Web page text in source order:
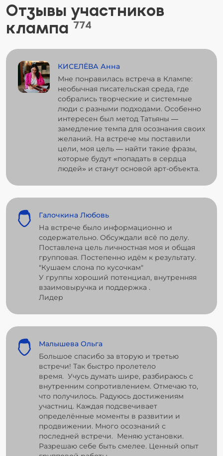
Отзывы участников
клампа 774
КИСЕЛЁВА Анна
Мне понравилась встреча в Клампе:
необычная писательская среда, где
собрались творческие и системные
люди с разными подходами. Особенно
интересен был метод Татьяны —
замедление темпа для осознания своих
желаний. На встрече мы поставили
цели, моя цель — найти такие фразы,
которые будут «попадать в сердца
людей» и станут основой арт-объекта.
Галочкина Любовь
На встрече было информационно и
содержательно. Обсуждали всё по делу.
Поставлена цель личностная моя и общая
групповая. Постепенно идём к результату.
"Кушаем слона по кусочкам"
У группы хороший потенциал, внутренняя
взаимовыручка и поддержка .
Лидер
Малышева Ольга
Большое спасибо за вторую и третью
встречи! Так быстро пролетело
время. Учусь думать шире, разбираюсь с
внутренним сопротивлением. Отмечаю то,
что получилось. Радуюсь достижениям
участниц. Каждая подсвечивает
определённые моменты в развитии и
продвижении. Много осознаний с
последней встречи. Меняю установки.
Разрешаю себе быть смелее. Ценный опыт